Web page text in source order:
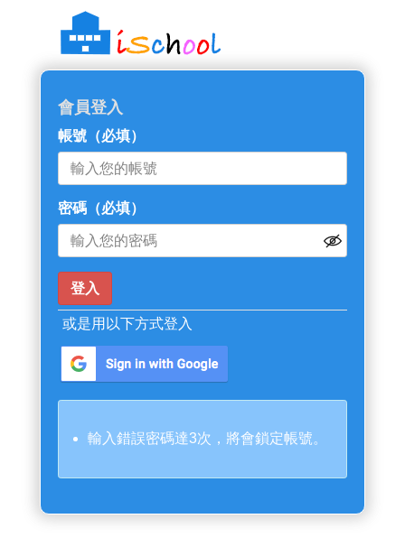
::: 跳過主導覽區塊
會員登入
帳號 （必填）
密碼 （必填）
或是用以下方式登入
輸入錯誤密碼達3次，將會鎖定帳號。